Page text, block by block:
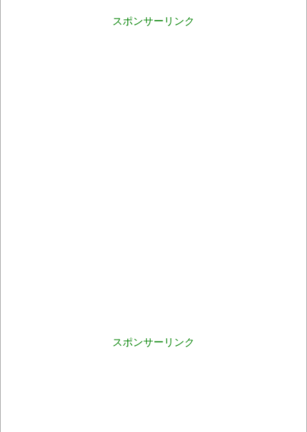
スポンサーリンク
スポンサーリンク